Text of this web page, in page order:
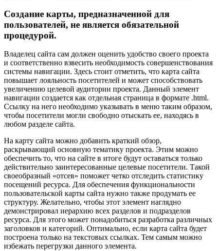
Создание карты, предназначенной для
пользователей, не является обязательной
процедурой.
Владелец сайта сам должен оценить удобство своего проекта
и соответственно взвесить необходимость совершенствования
системы навигации. Здесь стоит отметить, что карта сайта
повышает лояльность посетителей и может способствовать
увеличению целевой аудитории проекта. Данный элемент
навигации создается как отдельная страница в формате .html.
Ссылку на него необходимо указывать в меню таким образом,
чтобы посетители могли свободно отыскать ее, находясь в
любом разделе сайта.
На карту сайта можно добавить краткий обзор,
раскрывающий основную тематику проекта. Этим можно
обеспечить то, что на сайте в итоге будут оставаться только
действительно заинтересованные целевые посетители. Такой
своеобразный «отсев» поможет четко отследить статистику
посещений ресурса. Для обеспечения функциональности
пользовательской карты сайта нужно также продумать ее
структуру. Желательно, чтобы этот элемент наглядно
демонстрировал иерархию всех разделов и подразделов
ресурса. Для этого может понадобиться разработка различных
заголовков и категорий. Оптимально, если карта сайта будет
построена только на текстовых ссылках. Тем самым можно
избежать перегрузки данного элемента.